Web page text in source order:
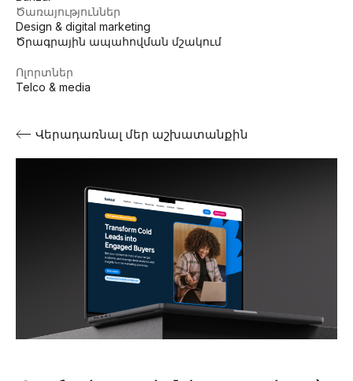
Ծառայություններ
Design & digital marketing
Ծրագրային ապահովման մշակում
Ոլորտներ
Telco & media
Վերադառնալ մեր աշխատանքին